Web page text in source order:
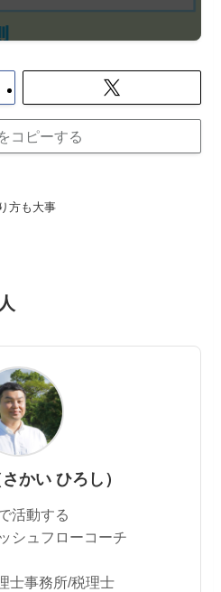
コピーする
方も大事
かい ひろし）
活動する
シュフローコーチ
士事務所/税理士